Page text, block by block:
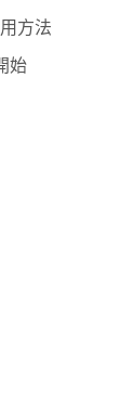
方法
始